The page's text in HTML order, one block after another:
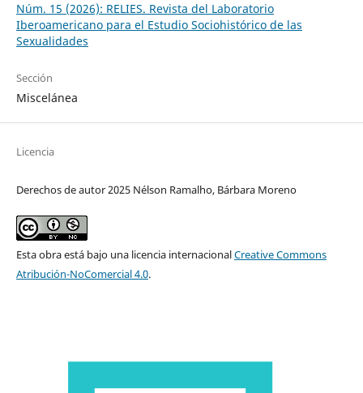
Núm. 15 (2026): RELIES. Revista del Laboratorio
Iberoamericano para el Estudio Sociohistórico de las
Sexualidades
Sección
Miscelánea
Licencia
Derechos de autor 2025 Nélson Ramalho, Bárbara Moreno
Esta obra está bajo una licencia internacionalCreative Commons
Atribución-NoComercial 4.0.